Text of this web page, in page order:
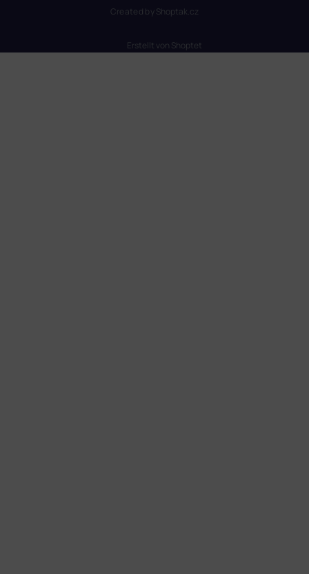
Erstellt von Shoptet
Created byShoptak.cz